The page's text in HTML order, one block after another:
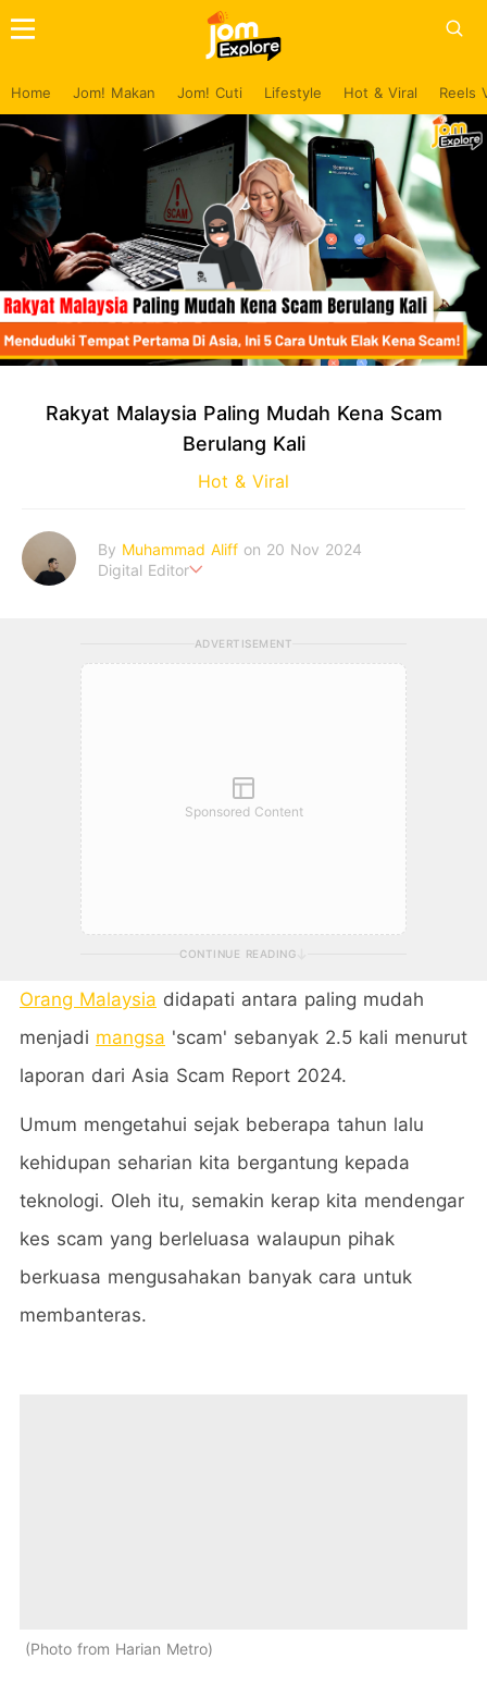
Home Jom! Makan Jom! Cuti Lifestyle Hot & Viral Reels
Rakyat Malaysia Paling Mudah Kena Scam
Berulang Kali
Hot & Viral
By Muhammad Aliff on 20 Nov 2024
Digital Editor
ADVERTISEMENT
Sponsored Content
CONTINUE READING
Orang Malaysia didapati antara paling mudah
menjadi mangsa 'scam' sebanyak 2.5 kali menurut
laporan dari Asia Scam Report 2024.
Umum mengetahui sejak beberapa tahun lalu
kehidupan seharian kita bergantung kepada
teknologi. Oleh itu, semakin kerap kita mendengar
kes scam yang berleluasa walaupun pihak
berkuasa mengusahakan banyak cara untuk
membanteras.
Photo from Harian Metro